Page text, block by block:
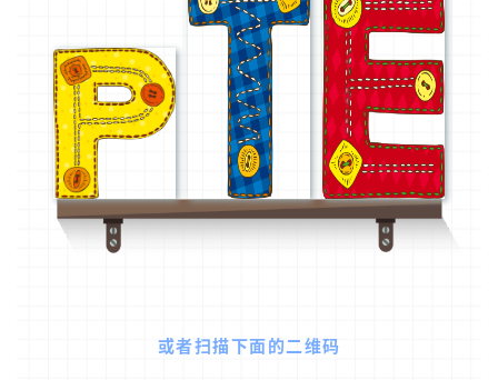
或者扫描下面的二维码